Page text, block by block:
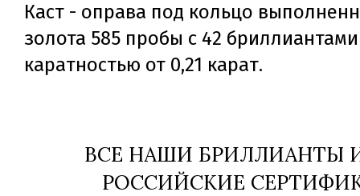
Каст - оправа под кольцо
золота 585 пробы с 42
каратностью от 0,21 карат.
ВСЕ НАШИ БРИЛЛИАНТЫ
РОССИЙСКИЕ